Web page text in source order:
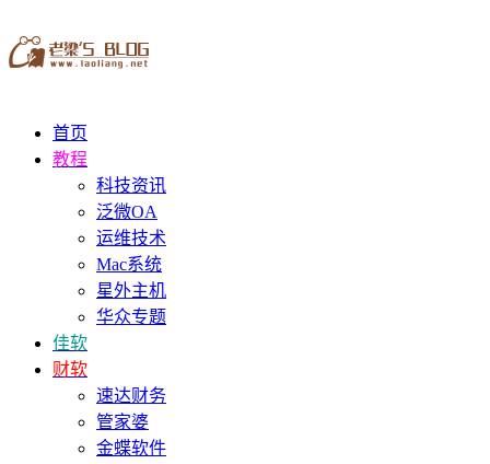
首页
教程
科技资讯
泛微OA
运维技术
Mac系统
星外主机
华众专题
佳软
财软
速达财务
管家婆
金蝶软件